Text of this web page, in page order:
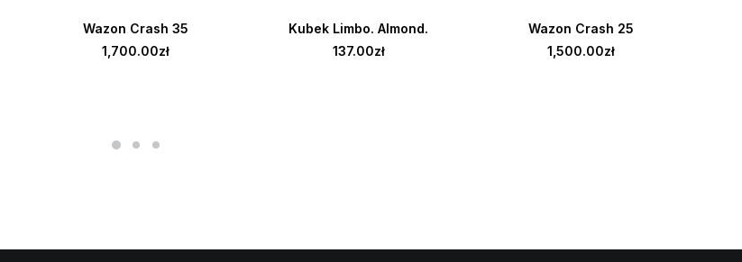
Wazon Crash 35
1,700.00zł
Kubek Limbo. Almond.
137.00zł
Wazon Crash 25
1,500.00zł